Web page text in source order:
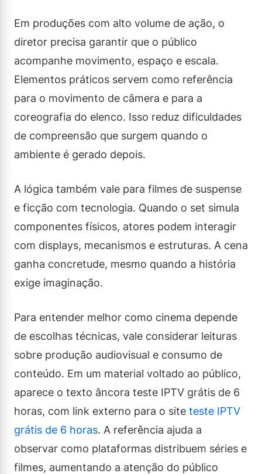
Em produções com alto volume de ação, o
diretor precisa garantir que o público
acompanhe movimento, espaço e escala.
Elementos práticos servem como referência
para o movimento de câmera e para a
coreografia do elenco. Isso reduz dificuldades
de compreensão que surgem quando o
ambiente é gerado depois.
A lógica também vale para filmes de suspense
e ficção com tecnologia. Quando o set simula
componentes físicos, atores podem interagir
com displays, mecanismos e estruturas. A cena
ganha concretude, mesmo quando a história
exige imaginação.
Para entender melhor como cinema depende
de escolhas técnicas, vale considerar leituras
sobre produção audiovisual e consumo de
conteúdo. Em um material voltado ao público,
aparece o texto âncora teste IPTV grátis de 6
horas, com link externo para o site teste IPTV
grátis de 6 horas. A referência ajuda a
observar como plataformas distribuem séries e
filmes, aumentando a atenção do público